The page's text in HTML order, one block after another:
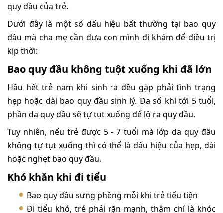
quy đầu của trẻ.
Dưới đây là một số dấu hiệu bất thường tại bao quy
đầu mà cha mẹ cần đưa con mình đi khám để điều trị
kịp thời:
Bao quy đầu không tuột xuống khi đã lớn
Hầu hết trẻ nam khi sinh ra đều gặp phải tình trạng
hẹp hoặc dài bao quy đầu sinh lý. Đa số khi tới 5 tuổi,
phần da quy đầu sẽ tự tụt xuống để lộ ra quy đầu.
Tuy nhiên, nếu trẻ được 5 - 7 tuổi mà lớp da quy đầu
không tự tụt xuống thì có thể là dấu hiệu của hẹp, dài
hoặc nghẹt bao quy đầu.
Khó khăn khi đi tiểu
Bao quy đầu sưng phồng mỗi khi trẻ tiểu tiện
Đi tiểu khó, trẻ phải rặn mạnh, thậm chí là khóc